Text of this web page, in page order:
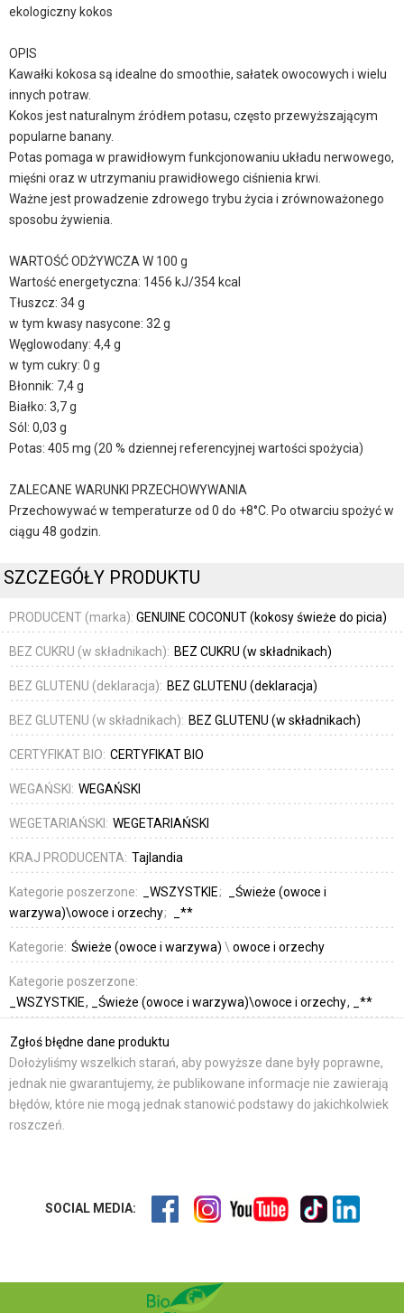
ekologiczny kokos
OPIS
Kawałki kokosa są idealne do smoothie, sałatek owocowych i wielu
innych potraw.
Kokos jest naturalnym źródłem potasu, często przewyższającym
popularne banany.
Potas pomaga w prawidłowym funkcjonowaniu układu nerwowego,
mięśni oraz w utrzymaniu prawidłowego ciśnienia krwi.
Ważne jest prowadzenie zdrowego trybu życia i zrównoważonego
sposobu żywienia.
WARTOŚĆ ODŻYWCZA W 100 g
Wartość energetyczna: 1456 kJ/354 kcal
Tłuszcz: 34 g
w tym kwasy nasycone: 32 g
Węglowodany: 4,4 g
w tym cukry: 0 g
Błonnik: 7,4 g
Białko: 3,7 g
Sól: 0,03 g
Potas: 405 mg (20 % dziennej referencyjnej wartości spożycia)
ZALECANE WARUNKI PRZECHOWYWANIA
Przechowywać w temperaturze od 0 do +8°C. Po otwarciu spożyć w
ciągu 48 godzin.
SZCZEGÓŁY PRODUKTU
PRODUCENT (marka): GENUINE COCONUT (kokosy świeże do picia)
BEZ CUKRU (w składnikach): BEZ CUKRU (w składnikach)
BEZ GLUTENU (deklaracja): BEZ GLUTENU (deklaracja)
BEZ GLUTENU (w składnikach): BEZ GLUTENU (w składnikach)
CERTYFIKAT BIO: CERTYFIKAT BIO
WEGAŃSKI: WEGAŃSKI
WEGETARIAŃSKI: WEGETARIAŃSKI
KRAJ PRODUCENTA: Tajlandia
Kategorie poszerzone: _WSZYSTKIE
_Świeże (owoce i
warzywa)\owoce i orzechy
_**
Kategorie: Świeże (owoce i warzywa) \ owoce i orzechy
Kategorie poszerzone:
_WSZYSTKIE
_Świeże (owoce i warzywa)\owoce i orzechy _**
Zgłoś błędne dane produktu
Dołożyliśmy wszelkich starań, aby powyższe dane były poprawne,
jednak nie gwarantujemy, że publikowane informacje nie zawierają
błędów, które nie mogą jednak stanowić podstawy do jakichkolwiek
roszczeń.
SOCIAL MEDIA: